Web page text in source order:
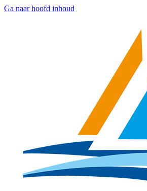
Ga naar hoofd inhoud